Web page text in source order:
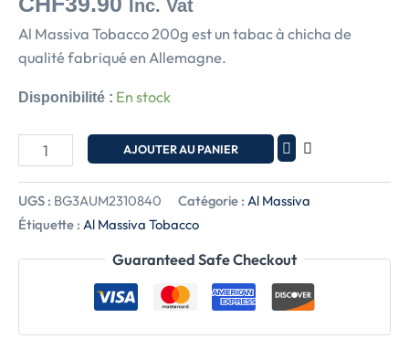
Inc. Vat
Al Massiva Tobacco 200g est un tabac à chicha de
qualité fabriqué en Allemagne.
Disponibilité : En stock
AJOUTER AU PANIER
UGS : BG3AUM2310840 Catégorie : Al Massiva
Étiquette : Al Massiva Tobacco
Guaranteed Safe Checkout